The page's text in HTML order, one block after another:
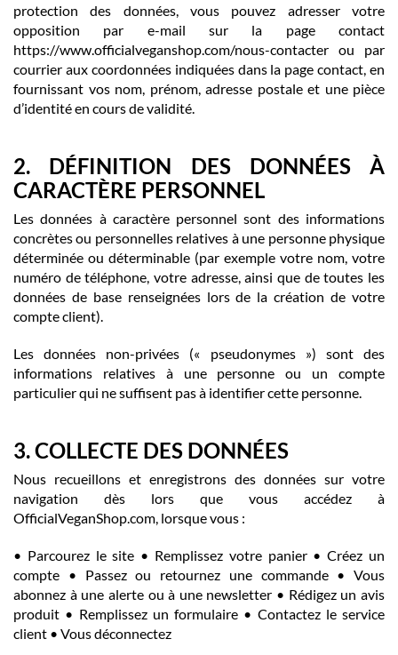
protection des données, vous pouvez adresser votre
opposition par e-mail sur la page contact
https://www.officialveganshop.com/nous-contacter ou par
courrier aux coordonnées indiquées dans la page contact, en
fournissant vos nom, prénom, adresse postale et une pièce
d’identité en cours de validité.
2. DÉFINITION DES DONNÉES À
CARACTÈRE PERSONNEL
Les données à caractère personnel sont des informations
concrètes ou personnelles relatives à une personne physique
déterminée ou déterminable (par exemple votre nom, votre
numéro de téléphone, votre adresse, ainsi que de toutes les
données de base renseignées lors de la création de votre
compte client).
Les données non-privées (« pseudonymes ») sont des
informations relatives à une personne ou un compte
particulier qui ne suffisent pas à identifier cette personne.
3. COLLECTE DES DONNÉES
Nous recueillons et enregistrons des données sur votre
navigation dès lors que vous accédez à
OfficialVeganShop.com, lorsque vous :
• Parcourez le site • Remplissez votre panier • Créez un
compte • Passez ou retournez une commande • Vous
abonnez à une alerte ou à une newsletter • Rédigez un avis
produit • Remplissez un formulaire • Contactez le service
client • Vous déconnectez